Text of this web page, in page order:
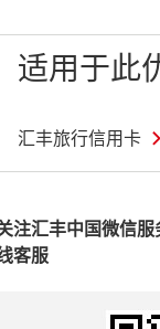
适用于此
汇丰旅行信用卡
注汇丰中国微信
客服